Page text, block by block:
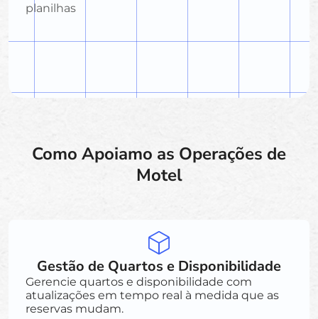
planilhas
Como Apoiamo as Operações de
Motel
Gestão de Quartos e Disponibilidade
Gerencie quartos e disponibilidade com
atualizações em tempo real à medida que as
reservas mudam.